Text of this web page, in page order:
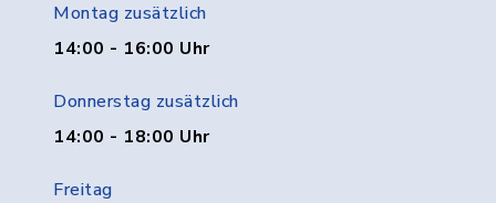
Montag zusätzlich
14:00 - 16:00 Uhr
Donnerstag zusätzlich
14:00 - 18:00 Uhr
Freitag